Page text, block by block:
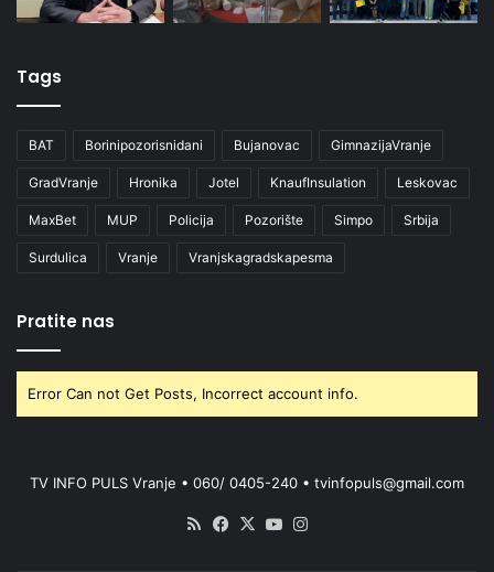
Tags
BAT Borinipozorisnidani Bujanovac GimnazijaVranje
GradVranje Hronika Jotel KnaufInsulation Leskovac
MaxBet MUP Policija Pozorište Simpo Srbija
Surdulica Vranje Vranjskagradskapesma
Pratite nas
Error Can not Get Posts, Incorrect account info.
TV INFO PULS Vranje • 060/ 0405-240 • tvinfopuls@gmail.com
RSS Facebook
X YouTube